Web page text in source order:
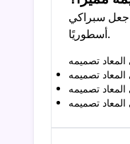
جعل سبراكي
أسطوريًا.
تصميمه
تصميمه
تصميمه